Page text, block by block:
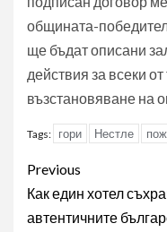
общината-
ще бъдат описани
действия за всеки
възстановяване на
Tags: гори Нестле
Post
navigation
Previous
Как един хотел
автентичните